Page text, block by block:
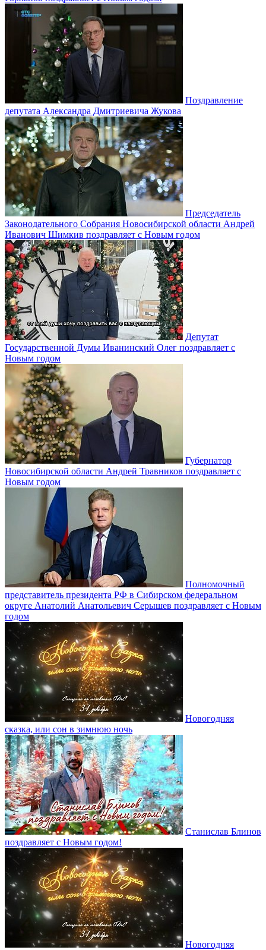
Поздравление
депутата Александра Дмитриевича Жукова
Председатель
Законодательного Собрания Новосибирской области Андрей
Иванович Шимкив поздравляет с Новым годом
Депутат
Государственной Думы Иванинский Олег поздравляет с
Новым годом
Губернатор
Новосибирской области Андрей Травников поздравляет с
Новым годом
Полномочный
представитель президента РФ в Сибирском федеральном
округе Анатолий Анатольевич Серышев поздравляет с Новым
годом
Новогодняя
сказка, или сон в зимнюю ночь
Станислав Блинов
поздравляет с Новым годом!
Новогодняя